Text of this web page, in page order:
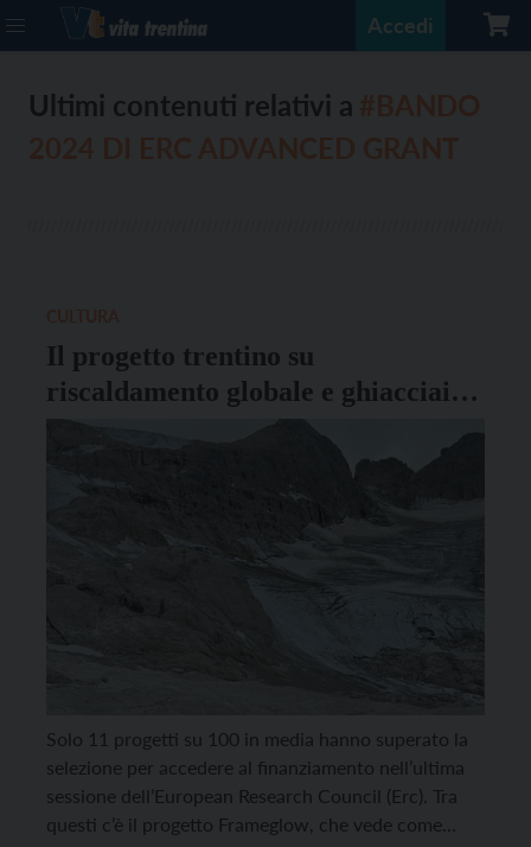
Accedi
Ultimi contenuti relativi a
Il progetto trentino su
riscaldamento globale e ghiacciai
vince un finanziamento dell’Erc
Solo 11 progetti su 100 in media hanno superato la
selezione per accedere al finanziamento nell’ultima
sessione dell’European Research Council (Erc). Tra
questi c’è il progetto Frameglow, che vede come